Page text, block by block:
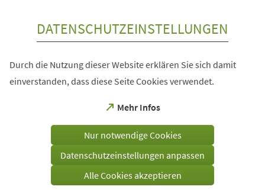
DATENSCHUTZEINSTELLUNGEN
Durch die Nutzung dieser Website erklären Sie sich damit
einverstanden, dass diese Seite Cookies verwendet.
Mehr Infos
(Öffnet
einem
Tab)
Nur notwendige Cookies
Datenschutzeinstellungen anpassen
Alle Cookies akzeptieren